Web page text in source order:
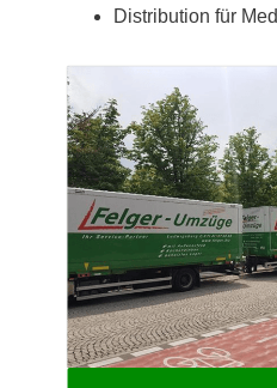
Distribution für